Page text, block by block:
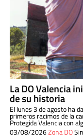
La DO Valencia
de su historia
El lunes 3 de agosto ha
primeros racimos de la
Protegida Valencia con
03/08/2026Zona DO